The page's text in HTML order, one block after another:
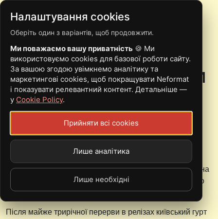
VØVK: ДОСТАТНЬО
ОДНОГО ПРОМЕНЯ
СОНЦЯ, АБИ ПОВЕРНУТИ
НАДІЮ
23.05.2025
Новий сингл, фіт із вокалістомCult of Luna, та плани на
другий повноформатник відVøvk— розповідаємо про
все докладно!
Після майже трирічної перерви в релізах київський гурт
Налаштування cookies
Оберіть один з варіантів, щоб продовжити.
Ми поважаємо вашу приватність 🍪 Ми
використовуємо cookies для базової роботи сайту.
За вашою згодою увімкнемо аналітику та
маркетингові cookies, щоб покращувати Neformat
і показувати релевантний контент. Детальніше —
у Cookie Policy.
Прийняти всі cookies
Лише аналітика
Лише необхідні